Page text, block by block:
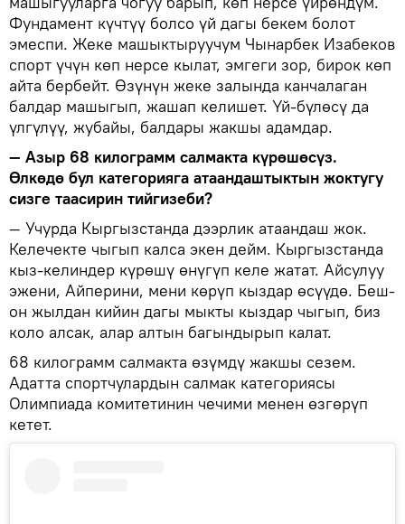
Фундамент күчтүү болсо үй дагы бекем болот
эмеспи. Жеке машыктыруучум Чынарбек Изабеков
спорт үчүн көп нерсе кылат, эмгеги зор, бирок көп
айта бербейт. Өзүнүн жеке залында канчалаган
балдар машыгып, жашап келишет. Үй-бүлөсү да
үлгүлүү, жубайы, балдары жакшы адамдар.
— Азыр 68 килограмм салмакта күрөшөсүз.
Өлкөдө бул категорияга атаандаштыктын жоктугу
сизге таасирин тийгизеби?
— Учурда Кыргызстанда дээрлик атаандаш жок.
Келечекте чыгып калса экен дейм. Кыргызстанда
кыз-келиндер күрөшү өнүгүп келе жатат. Айсулуу
эжени, Айперини, мени көрүп кыздар өсүүдө. Беш-
он жылдан кийин дагы мыкты кыздар чыгып, биз
коло алсак, алар алтын багындырып калат.
68 килограмм салмакта өзүмдү жакшы сезем.
Адатта спортчулардын салмак категориясы
Олимпиада комитетинин чечими менен өзгөрүп
кетет.